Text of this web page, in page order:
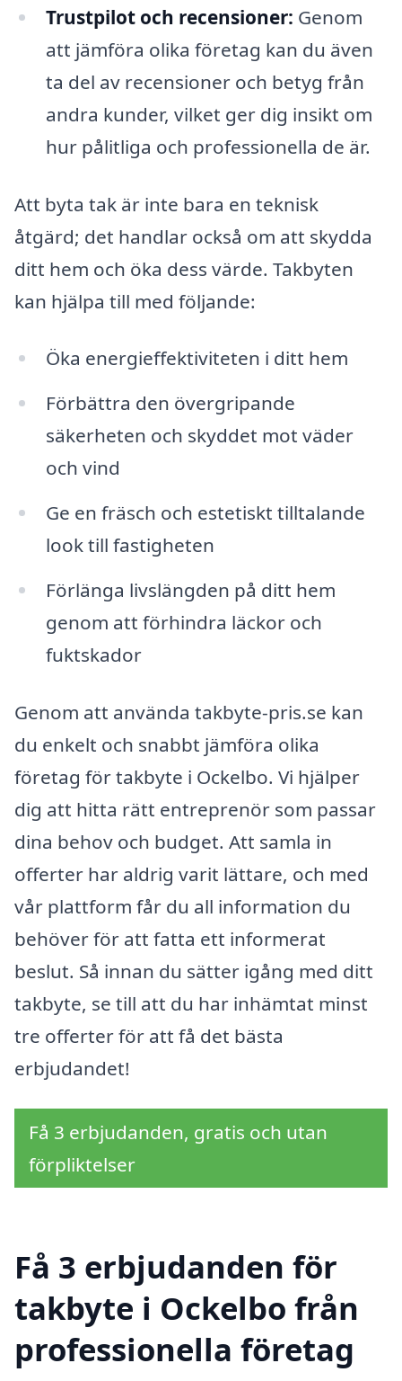
Trustpilot och recensioner: Genom
att jämföra olika företag kan du även
ta del av recensioner och betyg från
andra kunder, vilket ger dig insikt om
hur pålitliga och professionella de är.
Att byta tak är inte bara en teknisk
åtgärd; det handlar också om att skydda
ditt hem och öka dess värde. Takbyten
kan hjälpa till med följande:
Öka energieffektiviteten i ditt hem
Förbättra den övergripande
säkerheten och skyddet mot väder
och vind
Ge en fräsch och estetiskt tilltalande
look till fastigheten
Förlänga livslängden på ditt hem
genom att förhindra läckor och
fuktskador
Genom att använda takbyte-pris.se kan
du enkelt och snabbt jämföra olika
företag för takbyte i Ockelbo. Vi hjälper
dig att hitta rätt entreprenör som passar
dina behov och budget. Att samla in
offerter har aldrig varit lättare, och med
vår plattform får du all information du
behöver för att fatta ett informerat
beslut. Så innan du sätter igång med ditt
takbyte, se till att du har inhämtat minst
tre offerter för att få det bästa
erbjudandet!
Få 3 erbjudanden, gratis och utan
förpliktelser
Få 3 erbjudanden för
takbyte i Ockelbo från
professionella företag